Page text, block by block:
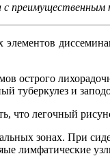
преимущественным
элементов
туберкулез и
что легочный
зонах. При
лимфатические